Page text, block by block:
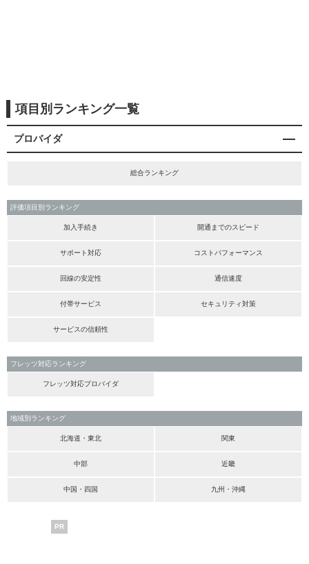
項目別ランキング一覧
プロバイダ
総合ランキング
評価項目別ランキング
加入手続き 開通までのスピード
サポート対応 コストパフォーマンス
回線の安定性 通信速度
付帯サービス セキュリティ対策
サービスの信頼性
フレッツ対応ランキング
フレッツ対応プロバイダ
地域別ランキング
北海道・東北 関東
中部 近畿
中国・四国 九州・沖縄
PR